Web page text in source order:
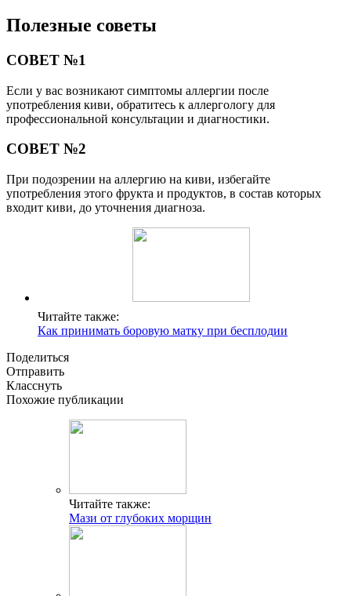
Полезные советы
СОВЕТ №1
Если у вас возникают симптомы аллергии после
употребления киви, обратитесь к аллергологу для
профессиональной консультации и диагностики.
СОВЕТ №2
При подозрении на аллергию на киви, избегайте
употребления этого фрукта и продуктов, в состав которых
входит киви, до уточнения диагноза.
Читайте также:
Как принимать боровую матку при бесплодии
Поделиться
Отправить
Класснуть
Похожие публикации
Читайте также:
Мази от глубоких морщин